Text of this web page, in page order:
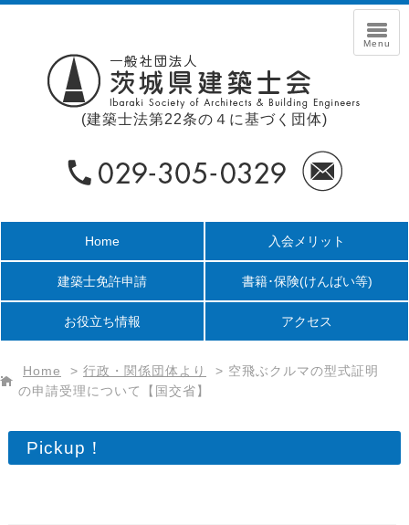
(建築士法第22条の４に基づく団体)
Home 入会メリット
建築士免許申請 書籍･保険(けんばい等)
お役立ち情報 アクセス
Home > 行政・関係団体より > 空飛ぶクルマの型式証明
の申請受理について【国交省】
Pickup！